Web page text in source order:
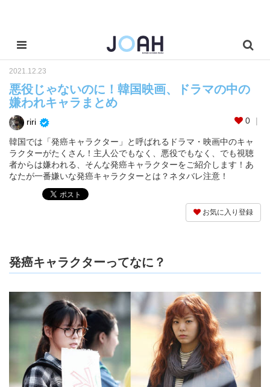
2021.12.23
悪役じゃないのに！韓国映画、ドラマの中の
嫌われキャラまとめ
riri 0
韓国では「発癌キャラクター」と呼ばれるドラマ・映画中のキャ
ラクターがたくさん！主人公でもなく、悪役でもなく、でも視聴
者からは嫌われる、そんな発癌キャラクターをご紹介します！あ
なたが一番嫌いな発癌キャラクターとは？ネタバレ注意！
お気に入り登録
発癌キャラクターってなに？